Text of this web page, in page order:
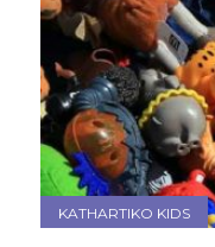
KATHARTIKO KIDS